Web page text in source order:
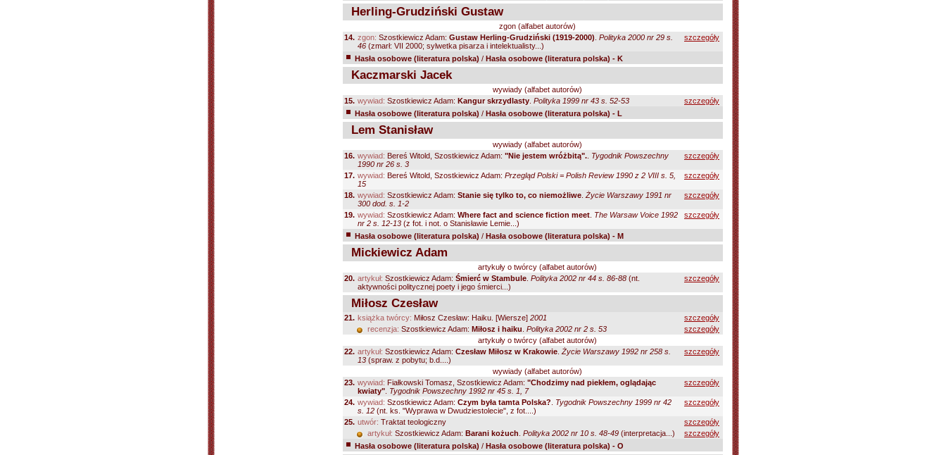
Herling-Grudziński Gustaw
zgon (alfabet autorów)
14. zgon: Szostkiewicz Adam: Gustaw Herling-Grudziński (1919-2000) Polityka 2000 nr 29 s.
46 (zmarł: VII 2000; sylwetka pisarza i intelektualisty...)
szczegóły
Hasła osobowe (literatura polska) / Hasła osobowe (literatura polska) - K
Kaczmarski Jacek
wywiady (alfabet autorów)
15. wywiad: Szostkiewicz Adam: Kangur skrzydlasty Polityka 1999 nr 43 s. 52-53
szczegóły
Hasła osobowe (literatura polska) / Hasła osobowe (literatura polska) - L
Lem Stanisław
wywiady (alfabet autorów)
16. wywiad: Bereś Witold, Szostkiewicz Adam: "Nie jestem wróżbitą". Tygodnik Powszechny
1990 nr 26 s. 3
szczegóły
17. wywiad: Bereś Witold, Szostkiewicz Adam: Przegląd Polski = Polish Review 1990 z 2 VIII s. 5,
15
szczegóły
18. wywiad: Szostkiewicz Adam: Stanie się tylko to, co niemożliwe Życie Warszawy 1991 nr
300 dod. s. 1-2
szczegóły
19. wywiad: Szostkiewicz Adam: Where fact and science fiction meet The Warsaw Voice 1992
nr 2 s. 12-13 (z fot. i not. o Stanisławie Lemie...)
szczegóły
Hasła osobowe (literatura polska) / Hasła osobowe (literatura polska) - M
Mickiewicz Adam
artykuły o twórcy (alfabet autorów)
20. artykuł: Szostkiewicz Adam: Śmierć w Stambule Polityka 2002 nr 44 s. 86-88 (nt.
aktywności politycznej poety i jego śmierci...)
szczegóły
Miłosz Czesław
21. książka twórcy: Miłosz Czesław: Haiku. [Wiersze] 2001
szczegóły
recenzja: Szostkiewicz Adam: Miłosz i haiku Polityka 2002 nr 2 s. 53
szczegóły
artykuły o twórcy (alfabet autorów)
22. artykuł: Szostkiewicz Adam: Czesław Miłosz w Krakowie Życie Warszawy 1992 nr 258 s.
13 (spraw. z pobytu; b.d....)
szczegóły
wywiady (alfabet autorów)
23. wywiad: Fiałkowski Tomasz, Szostkiewicz Adam: "Chodzimy nad piekłem, oglądając
kwiaty" Tygodnik Powszechny 1992 nr 45 s. 1, 7
szczegóły
24. wywiad: Szostkiewicz Adam: Czym była tamta Polska?
Tygodnik Powszechny 1999 nr 42
s. 12 (nt. ks. "Wyprawa w Dwudziestolecie", z fot....)
szczegóły
25. utwór: Traktat teologiczny
szczegóły
artykuł: Szostkiewicz Adam: Barani kożuch Polityka 2002 nr 10 s. 48-49 (interpretacja...)
szczegóły
Hasła osobowe (literatura polska) / Hasła osobowe (literatura polska) - O